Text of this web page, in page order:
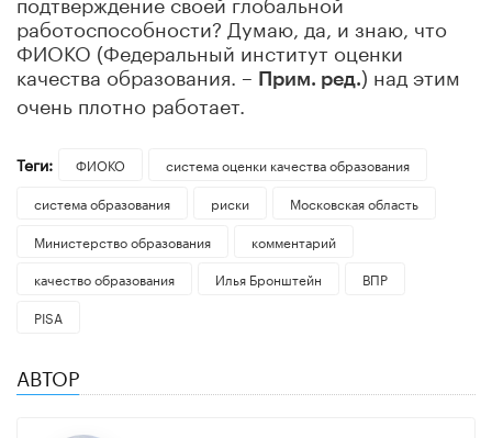
работоспособности? Думаю, да, и знаю, что
ФИОКО (Федеральный институт оценки
качества образования. – Прим. ред.) над этим
очень плотно работает.
Теги: ФИОКО
система оценки качества образования
система образования
риски
Московская область
Министерство образования
комментарий
качество образования
Илья Бронштейн
ВПР
PISA
АВТОР